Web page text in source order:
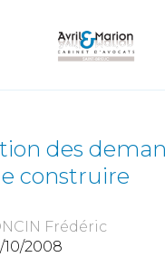
des
construire
Frédéric
10/2008